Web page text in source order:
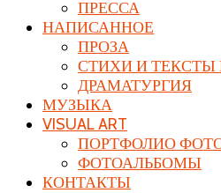
ПРЕССА
НАПИСАННОЕ
ПРОЗА
СТИХИ И ТЕКСТЫ
ДРАМАТУРГИЯ
МУЗЫКА
VISUAL ART
ПОРТФОЛИО
ФОТОАЛЬБОМЫ
КОНТАКТЫ